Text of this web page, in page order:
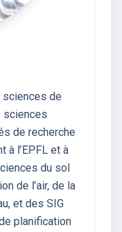
sciences de
sciences
de recherche
à l’EPFL et à
du sol
de l’air, de la
et des SIG
planification